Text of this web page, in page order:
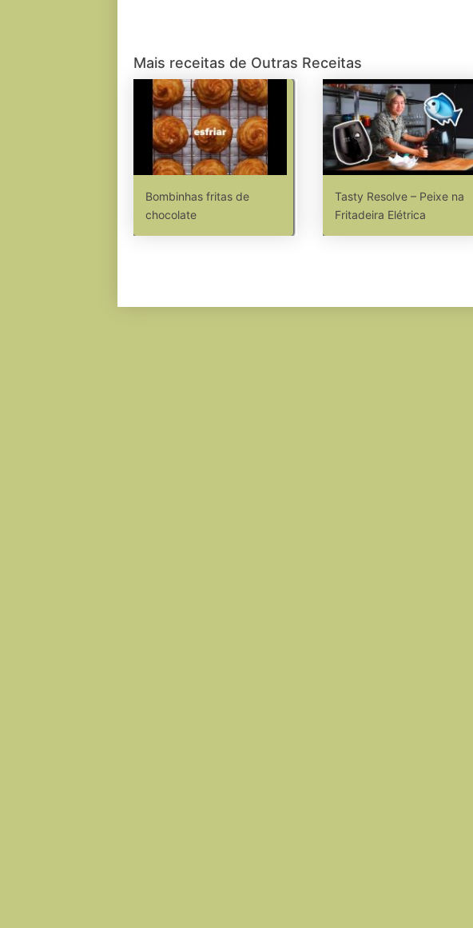
Mais receitas de Outras Receitas
Bombinhas fritas de
chocolate
Tasty Resolve – Peixe na
Fritadeira Elétrica